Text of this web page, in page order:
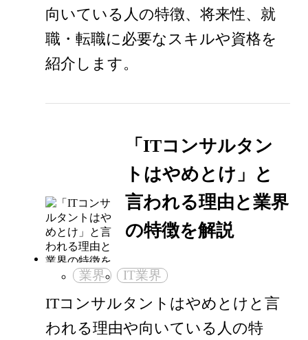
向いている人の特徴、将来性、就
職・転職に必要なスキルや資格を
紹介します。
「ITコンサルタン
トはやめとけ」と
言われる理由と業界
の特徴を解説
業界 IT業界
ITコンサルタントはやめとけと言
われる理由や向いている人の特